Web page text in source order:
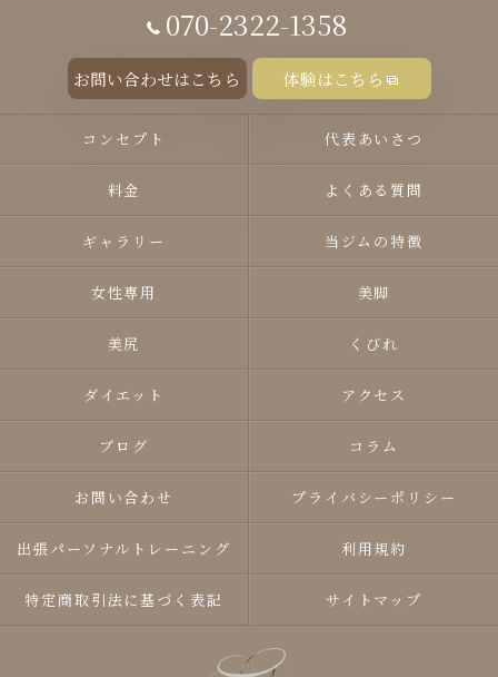
070-2322-1358
お問い合わせはこちら 体験はこちら
コンセプト 代表あいさつ
料金 よくある質問
ギャラリー 当ジムの特徴
女性専用 美脚
美尻 くびれ
ダイエット アクセス
ブログ コラム
お問い合わせ プライバシーポリシー
出張パーソナルトレーニング 利用規約
特定商取引法に基づく表記 サイトマップ